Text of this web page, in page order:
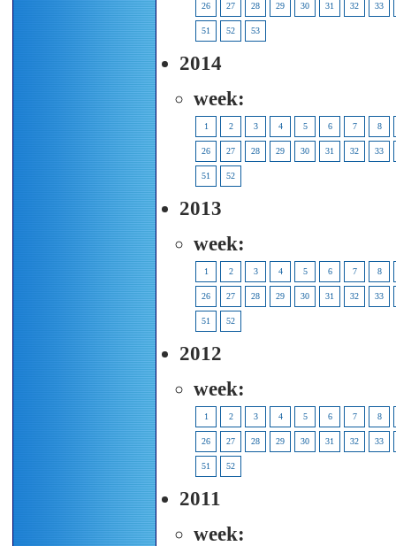
26 27 28 29 30 31 32 33
51 52 53
2014
week:
1 2 3 4 5 6 7 8
26 27 28 29 30 31 32 33
51 52
2013
week:
1 2 3 4 5 6 7 8
26 27 28 29 30 31 32 33
51 52
2012
week:
1 2 3 4 5 6 7 8
26 27 28 29 30 31 32 33
51 52
2011
week: